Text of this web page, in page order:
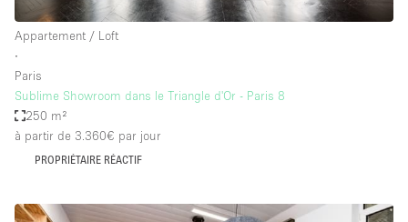
Appartement / Loft
∙
Paris
Sublime Showroom dans le Triangle d'Or - Paris 8
250 m²
à partir de 3.360€ par jour
PROPRIÉTAIRE RÉACTIF